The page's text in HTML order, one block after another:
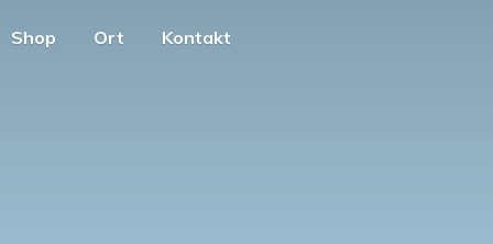
Shop Ort Kontakt